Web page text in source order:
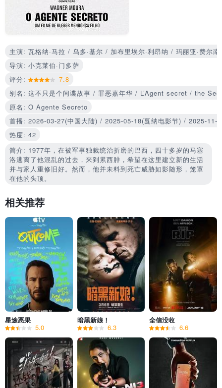
主演: 瓦格纳·马拉 / 乌多·基尔 / 加布里埃尔·利昂纳 / 玛丽亚·费尔
导演: 小克莱伯·门多萨
评分:
7.8
别名: 这不只是个间谍故事 / 罪恶嘉年华 / L’Agent secret / ​the
原名: O Agente Secreto
首播: 2026-03-27(中国大陆) / 2025-05-18(戛纳电影节) / 2025-11-
热度: 42
简介: 1977年，在被军事独裁统治折磨的巴西，四十多岁的马塞
洛逃离了他混乱的过去，来到累西腓，希望在这里建立新的生活
并与家人重修旧好。然而，他并未料到死亡威胁如影随形，笼罩
在他的头顶。
相关推荐
星途恶果
5.0
暗黑新娘！
6.3
全信没收
6.6